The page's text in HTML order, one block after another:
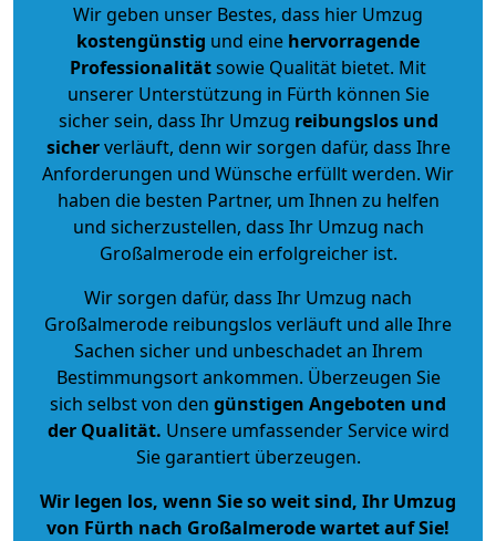
Wir geben unser Bestes, dass hier Umzug
kostengünstig und eine hervorragende
Professionalitätsowie Qualität bietet. Mit
unserer Unterstützung in Fürth können Sie
sicher sein, dass Ihr Umzug reibungslos und
sicherverläuft, denn wir sorgen dafür, dass Ihre
Anforderungen und Wünsche erfüllt werden. Wir
haben die besten Partner, um Ihnen zu helfen
und sicherzustellen, dass Ihr Umzug nach
Großalmerode ein erfolgreicher ist.
Wir sorgen dafür, dass Ihr Umzug nach
Großalmerode reibungslos verläuft und alle Ihre
Sachen sicher und unbeschadet an Ihrem
Bestimmungsort ankommen. Überzeugen Sie
sich selbst von den günstigen Angeboten und
der Qualität. Unsere umfassender Service wird
Sie garantiert überzeugen.
Wir legen los, wenn Sie so weit sind, Ihr Umzug
von Fürth nach Großalmerode wartet auf Sie!